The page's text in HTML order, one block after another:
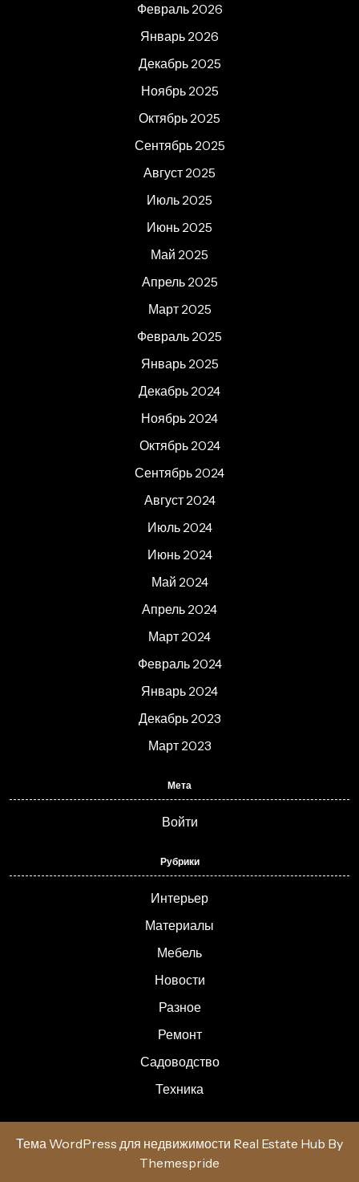
Февраль 2026
Январь 2026
Декабрь 2025
Ноябрь 2025
Октябрь 2025
Сентябрь 2025
Август 2025
Июль 2025
Июнь 2025
Май 2025
Апрель 2025
Март 2025
Февраль 2025
Январь 2025
Декабрь 2024
Ноябрь 2024
Октябрь 2024
Сентябрь 2024
Август 2024
Июль 2024
Июнь 2024
Май 2024
Апрель 2024
Март 2024
Февраль 2024
Январь 2024
Декабрь 2023
Март 2023
Мета
Войти
Рубрики
Интерьер
Материалы
Мебель
Новости
Разное
Ремонт
Садоводство
Техника
Тема WordPress для недвижимости Real Estate Hub By
Themespride